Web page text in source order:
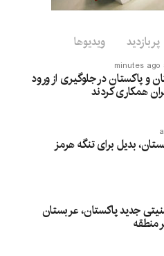
پربازدید ویدیوها
و پاکستان در جلوگیری از ورود
همکاری کردند
بدیل برای تنگه هرمز
جدید پاکستان، عربستان
منطقه